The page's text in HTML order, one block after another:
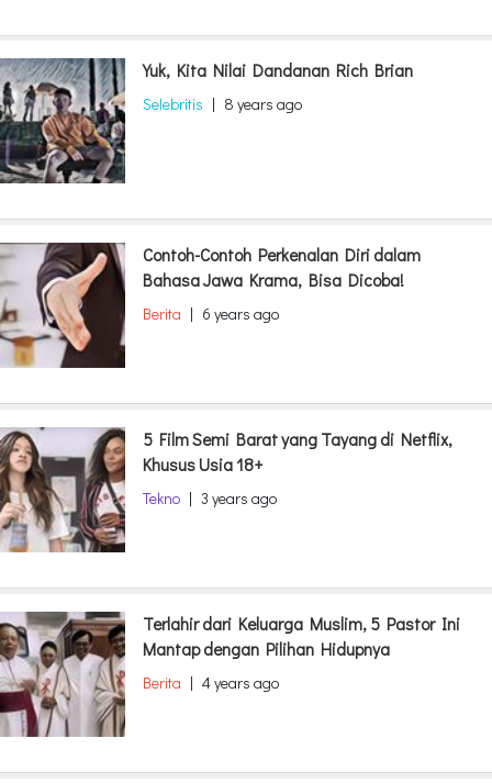
Yuk, Kita Nilai Dandanan Rich Brian
Selebritis | 8 years ago
Contoh-Contoh Perkenalan Diri dalam
Bahasa Jawa Krama, Bisa Dicoba!
Berita | 6 years ago
5 Film Semi Barat yang Tayang di Netflix,
Khusus Usia 18+
Tekno | 3 years ago
Terlahir dari Keluarga Muslim, 5 Pastor Ini
Mantap dengan Pilihan Hidupnya
Berita | 4 years ago